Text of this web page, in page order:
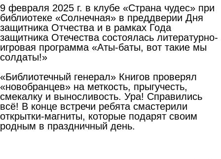
9 февраля 2025 г. в клубе «Страна чудес» при
библиотеке «Солнечная» в преддверии Дня
защитника Отчества и в рамках Года
защитника Отечества состоялась литературно-
игровая программа «Аты-баты, вот такие мы
солдаты!»
«Библиотечный генерал» Книгов проверял
«новобранцев» на меткость, прыгучесть,
смекалку и выносливость. Ура! Справились
всё! В конце встречи ребята смастерили
открытки-магниты, которые подарят своим
родным в праздничный день.